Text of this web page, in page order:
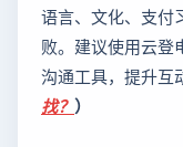
语言、文化、支付
败。建议使用云登
沟通工具，提升互
找？ ）